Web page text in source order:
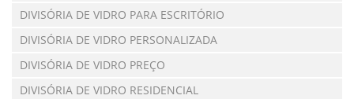
DIVISÓRIA DE VIDRO PARA ESCRITÓRIO
DIVISÓRIA DE VIDRO PERSONALIZADA
DIVISÓRIA DE VIDRO PREÇO
DIVISÓRIA DE VIDRO RESIDENCIAL